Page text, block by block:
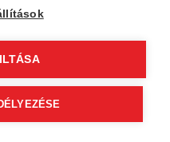
közöttünk kötött
adataidat törvényi
évig kezeljük, ezt követően